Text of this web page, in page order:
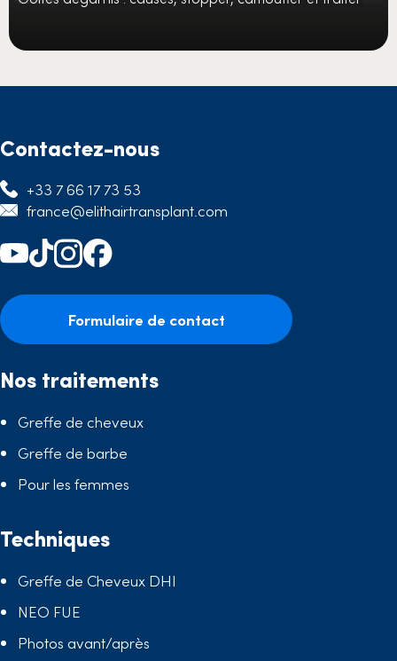
Contactez-nous
+33 7 66 17 73 53
france@elithairtransplant.com
Formulaire de contact
Nos traitements
Greffe de cheveux
Greffe de barbe
Pour les femmes
Techniques
Greffe de Cheveux DHI
NEO FUE
Photos avant/après